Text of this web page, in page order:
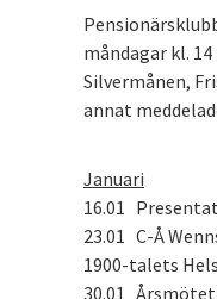
måndagar kl. 14
Silvermånen,
annat
Januari
16.01
23.01 C-Å
1900-talets
30.01